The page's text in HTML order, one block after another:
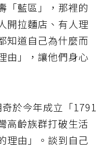
「藍區」，那裡的
開拉麵店、有人理
知道自己為什麼而
由」，讓他們身心
於今年成立「1791
高齡族群打破生活
理由」。談到自己